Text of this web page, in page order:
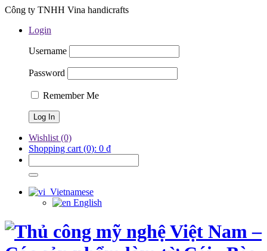
Công ty TNHH Vina handicrafts
Login
Username
Password
Remember Me
Wishlist (0)
Shopping cart (0): 0 ₫
Vietnamese
English